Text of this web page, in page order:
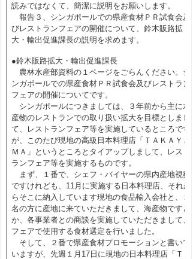
読みではなくて、簡潔に説明をお願いします。
報告３、シンガポールでの県産食材ＰＲ試食会及
びレストランフェアの開催について、鈴木販路拡
大・輸出促進課長の説明を求めます。
●鈴木販路拡大・輸出促進課長
農林水産部資料の１ページをごらんください。シ
ンガポールでの県産食材ＰＲ試食会及びレストラン
フェアの開催についてです。
シンガポールにつきましては、３年前から主に水
産物のレストランでの取り扱い拡大を目標としまし
て、レストランフェア等を実施しているところです
が、このたび現地の高級日本料理店「ＴＡＫＡＹＡ
ＭＡ」というところとタイアップしまして、レスト
ランフェア等を実施するものです。
まず、１番で、シェフ・バイヤーの県内産地視察
ですけれども、11月に実施する日本料理店、それか
らそこに納入しています現地の食品輸入会社と、２
名の方に産地に来ていただきまして、海産物ですと
か、各事業者との商談を実施していただきまして、
フェアで使用する食材選定を行いました。
そして、２番で県産食材プロモーションと書いて
いますが、先週１月17日に現地の日本料理店「ＴＡ